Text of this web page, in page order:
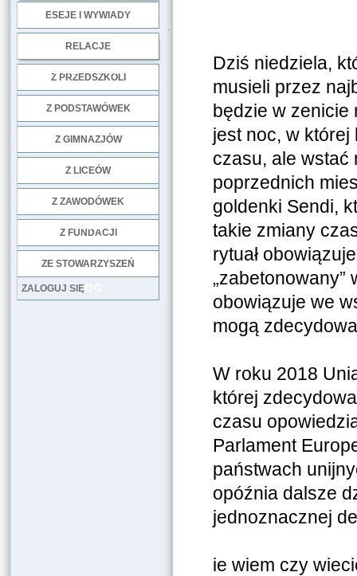
ESEJE I WYWIADY
RELACJE
Z PRZEDSZKOLI
Z PODSTAWÓWEK
Z GIMNAZJÓW
Z LICEÓW
Z ZAWODÓWEK
Z FUNDACJI
ZE STOWARZYSZEŃ
LOG
ZALOGUJ SIĘ
Dziś niedziela,
musieli przez
będzie w zenicie
jest noc, w której
czasu, ale wstać
poprzednich
goldenki Sendi,
takie zmiany
rytuał
obowiązuje we
mogą
W roku 2018
której
czasu
Parlament
państwach
opóźnia dalsze
jednoznacznej
ie wiem czy